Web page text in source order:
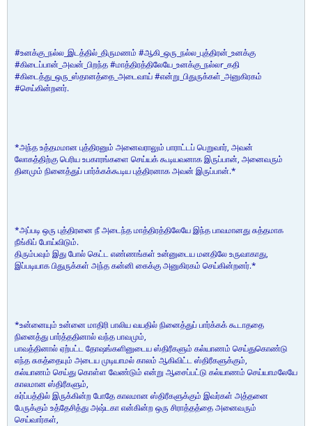
#உனக்கு_நல்ல_இடத்தில்_திருமணம் #ஆகி_ஒரு_நல்ல_புத்திரன்_உனக்கு
#கிடைப்பான்_அவன்_பிறந்த #மாத்திரத்திலேயே_உனக்கு_நல்லr_கதி
#கிடைத்து_ஒரு_ஸ்தானத்தை_அடைவாய் #என்று_பிதுருக்கள்_அனுகிரகம்
#செய்கின்றனர்.
*அந்த உத்தமமான புத்திரனும் அனைவராலும் பாராட்டப் பெறுவார், அவன்
லோகத்திற்கு பெரிய உபகாரங்களை செய்யக் கூடியவனாக இருப்பான், அனைவரும்
தினமும் நினைத்துப் பார்க்கக்கூடிய புத்திரனாக அவன் இருப்பான்.*
*அப்படி ஒரு புத்திரனை நீ அடைந்த மாத்திரத்திலேயே இந்த பாவமானது சுத்தமாக
நீங்கிப் போய்விடும்.
திரும்பவும் இது போல் கெட்ட எண்ணங்கள் உன்னுடைய மனதிலே உருவாகாது,
இப்படியாக பிதுருக்கள் அந்த கன்னி கைக்கு அனுகிரகம் செய்கின்றனர்.*
*உன்னையும் உன்னை மாதிரி பாலிய வயதில் நினைத்துப் பார்க்கக் கூடாததை
நினைத்து பார்த்ததினால் வந்த பாவமும்,
பாவத்தினால் ஏற்பட்ட தோஷங்களினுடைய ஸ்திரீகளும் கல்யாணம் செய்துகொண்டு
எந்த சுகத்தையும் அடைய முடியாமல் காலம் ஆகிவிட்ட ஸ்திரீகளுக்கும்,
கல்யாணம் செய்து கொள்ள வேண்டும் என்று ஆசைப்பட்டு கல்யாணம் செய்யாமலேயே
காலமான ஸ்திரீகளும்,
கர்ப்பத்தில் இருக்கின்ற போதே காலமான ஸ்திரீகளுக்கும் இவர்கள் அத்தனை
பேருக்கும் உத்தேசித்து அஷ்டகா என்கின்ற ஒரு சிராத்தத்தை அனைவரும்
செய்வார்கள்,